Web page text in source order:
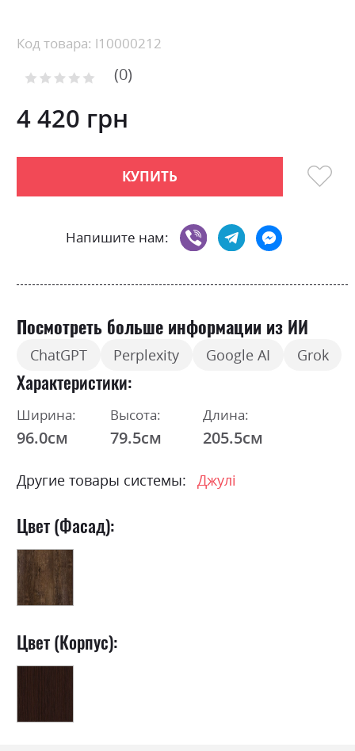
beginning
the
gallery
Код товара: l10000212
Рейтинг: 0
4 420 грн
КУПИТЬ
Напишите нам:
Посмотреть больше информации из ИИ
ChatGPT Perplexity Google AI Grok
Характеристики
Ширина:
96.0см
Высота:
79.5см
Длина:
205.5см
Другие товары системы: Джулі
Цвет (Фасад):
Цвет (Корпус):